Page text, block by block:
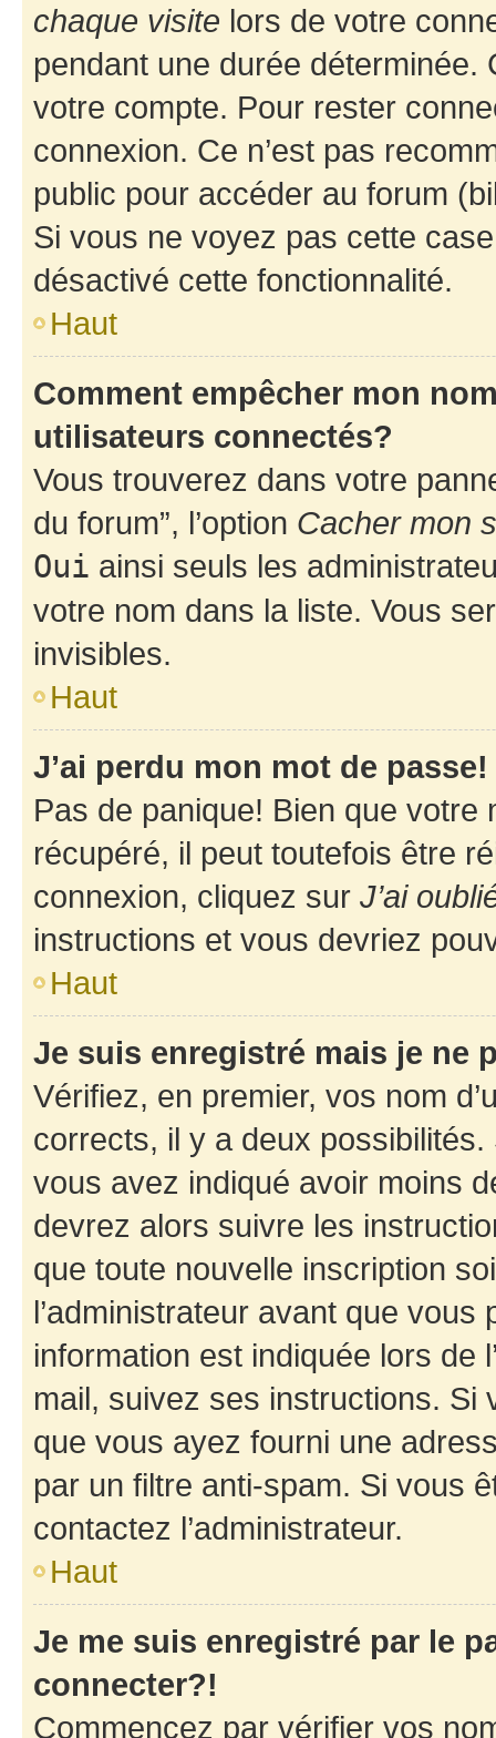
chaque visite lors de votre
pendant une durée déterminée.
votre compte. Pour rester
connexion. Ce n’est pas
public pour accéder au forum
Si vous ne voyez pas cette
désactivé cette fonctionnalité.
Haut
Comment empêcher mon
utilisateurs connectés?
Vous trouverez dans votre
du forum”, l’option Cacher mon
Oui ainsi seuls les
votre nom dans la liste. Vous
invisibles.
Haut
J’ai perdu mon mot de passe!
Pas de panique! Bien que
récupéré, il peut toutefois être
connexion, cliquez sur J’ai
instructions et vous devriez
Haut
Je suis enregistré mais je ne
Vérifiez, en premier, vos nom
corrects, il y a deux
vous avez indiqué avoir moins
devrez alors suivre les
que toute nouvelle inscription
l’administrateur avant que
information est indiquée lors de
mail, suivez ses instructions. Si
que vous ayez fourni une
par un filtre anti-spam. Si vous
contactez l’administrateur.
Haut
Je me suis enregistré par le
connecter?!
Commencez par vérifier vos